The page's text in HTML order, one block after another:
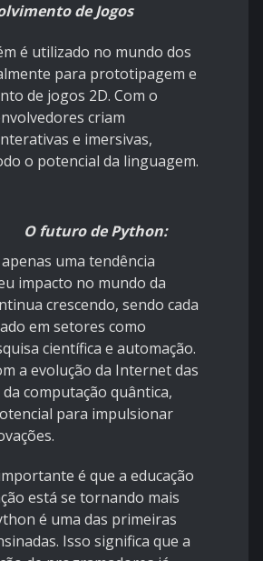
de Jogos
é utilizado no mundo dos
para prototipagem e
de jogos 2D. Com o
criam
e imersivas,
o potencial da linguagem.
O futuro de Python:
uma tendência
impacto no mundo da
crescendo, sendo cada
em setores como
científica e automação.
a evolução da Internet das
computação quântica,
para impulsionar
é que a educação
está se tornando mais
é uma das primeiras
Isso significa que a